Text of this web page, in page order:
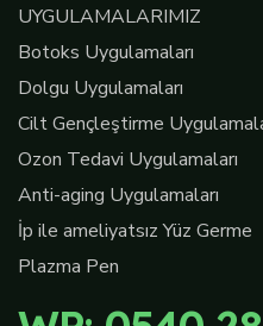
UYGULAMALARIMIZ
Botoks Uygulamaları
Dolgu Uygulamaları
Cilt Gençleştirme
Ozon Tedavi Uygulamaları
Anti-aging Uygulamaları
İp ile ameliyatsız Yüz Germe
Plazma Pen